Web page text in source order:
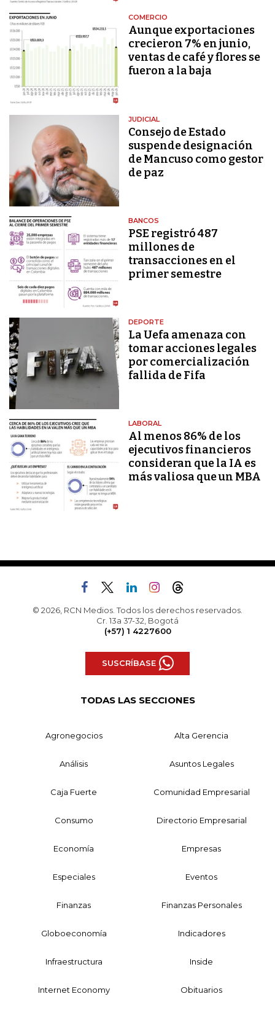
COMERCIO
Aunque exportaciones
crecieron 7% en junio,
ventas de café y flores se
fueron a la baja
JUDICIAL
Consejo de Estado
suspende designación
de Mancuso como gestor
de paz
BANCOS
PSE registró 487
millones de
transacciones en el
primer semestre
DEPORTE
La Uefa amenaza con
tomar acciones legales
por comercialización
fallida de Fifa
LABORAL
Al menos 86% de los
ejecutivos financieros
consideran que la IA es
más valiosa que un MBA
© 2026, RCN Medios. Todos los derechos reservados.
Cr. 13a 37-32, Bogotá
(+57) 1 4227600
SUSCRÍBASE
TODAS LAS SECCIONES
Agronegocios Alta Gerencia
Análisis Asuntos Legales
Caja Fuerte Comunidad Empresarial
Consumo Directorio Empresarial
Economía Empresas
Especiales Eventos
Finanzas Finanzas Personales
Globoeconomía Indicadores
Infraestructura Inside
Internet Economy Obituarios